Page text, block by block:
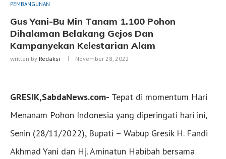
PEMBANGUNAN
Gus Yani-Bu Min Tanam 1.100 Pohon
Dihalaman Belakang Gejos Dan
Kampanyekan Kelestarian Alam
written by Redaksi November 28, 2022
GRESIK,SabdaNews.com- Tepat di momentum Hari
Menanam Pohon Indonesia yang diperingati hari ini,
Senin (28/11/2022), Bupati – Wabup Gresik H. Fandi
Akhmad Yani dan Hj. Aminatun Habibah bersama